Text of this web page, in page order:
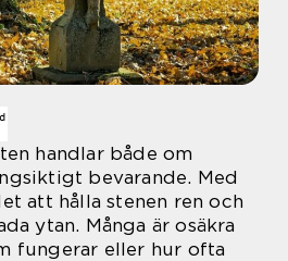
handlar både om
bevarande. Med
att hålla stenen ren och
ytan. Många är osäkra
fungerar eller hur ofta